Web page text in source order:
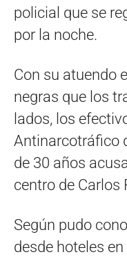
policial que se
por la noche.
Con su atuendo
negras que los
lados, los
Antinarcotráfico
de 30 años
centro de Carlos
Según pudo
desde hoteles